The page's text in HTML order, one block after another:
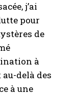
j’ai
pour
de
à
delà des
à une